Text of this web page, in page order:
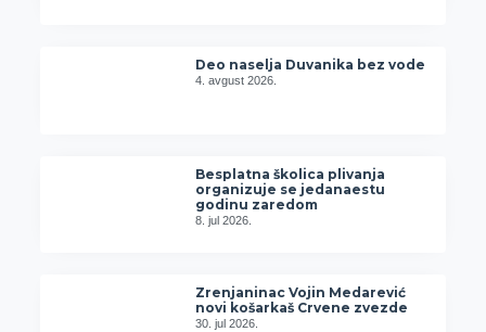
Deo naselja Duvanika bez vode
4. avgust 2026.
Besplatna školica plivanja
organizuje se jedanaestu
godinu zaredom
8. jul 2026.
Zrenjaninac Vojin Medarević
novi košarkaš Crvene zvezde
30. jul 2026.